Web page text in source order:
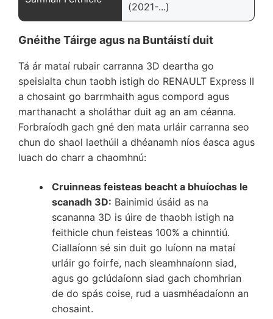
(2021-...)
Gnéithe Táirge agus na Buntáistí duit
Tá ár mataí rubair carranna 3D deartha go
speisialta chun taobh istigh do RENAULT Express II
a chosaint go barrmhaith agus compord agus
marthanacht a sholáthar duit ag an am céanna.
Forbraíodh gach gné den mata urláir carranna seo
chun do shaol laethúil a dhéanamh níos éasca agus
luach do charr a chaomhnú:
Cruinneas feisteas beacht a bhuíochas le
scanadh 3D: Bainimid úsáid as na
scananna 3D is úire de thaobh istigh na
feithicle chun feisteas 100% a chinntiú.
Ciallaíonn sé sin duit go luíonn na mataí
urláir go foirfe, nach sleamhnaíonn siad,
agus go gclúdaíonn siad gach chomhrian
de do spás coise, rud a uasmhéadaíonn an
chosaint.